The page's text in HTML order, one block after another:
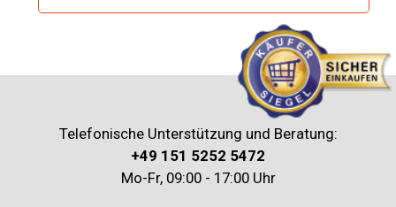
Telefonische Unterstützung und Beratung:
+49 151 5252 5472
Mo-Fr, 09:00 - 17:00 Uhr